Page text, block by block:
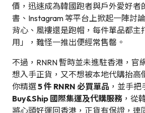
價，迅速成為韓國跑者與戶外愛好者
書、Instagram 等平台上掀起一陣討
背心、風褸還是跑帽，每件單品都主
用」，難怪一推出便經常售罄。
不過，RNRN 暫時並未進駐香港，官
想入手正貨，又不想被本地代購抬高
你精選5 件 RNRN 必買單品 ，並手
Buy&Ship 國際集運及代購服務 ，從
將心頭好運回香港，正貨有保證，連